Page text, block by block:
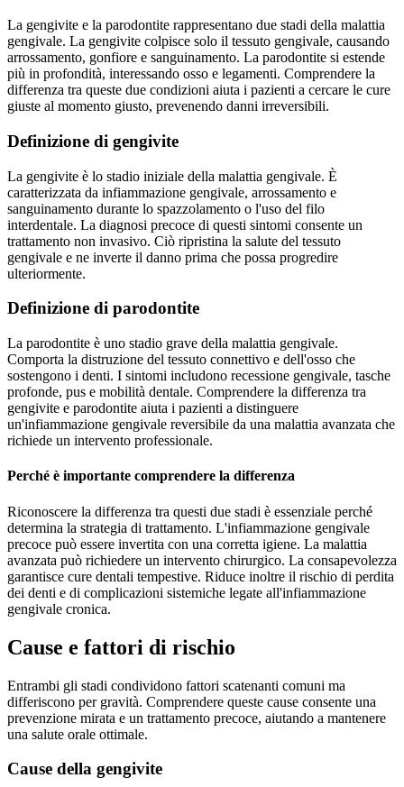
La gengivite e la parodontite rappresentano due stadi della malattia
gengivale. La gengivite colpisce solo il tessuto gengivale, causando
arrossamento, gonfiore e sanguinamento. La parodontite si estende
più in profondità, interessando osso e legamenti. Comprendere la
differenza tra queste due condizioni aiuta i pazienti a cercare le cure
giuste al momento giusto, prevenendo danni irreversibili.
Definizione di gengivite
La gengivite è lo stadio iniziale della malattia gengivale. È
caratterizzata da infiammazione gengivale, arrossamento e
sanguinamento durante lo spazzolamento o l'uso del filo
interdentale. La diagnosi precoce di questi sintomi consente un
trattamento non invasivo. Ciò ripristina la salute del tessuto
gengivale e ne inverte il danno prima che possa progredire
ulteriormente.
Definizione di parodontite
La parodontite è uno stadio grave della malattia gengivale.
Comporta la distruzione del tessuto connettivo e dell'osso che
sostengono i denti. I sintomi includono recessione gengivale, tasche
profonde, pus e mobilità dentale. Comprendere la differenza tra
gengivite e parodontite aiuta i pazienti a distinguere
un'infiammazione gengivale reversibile da una malattia avanzata che
richiede un intervento professionale.
Perché è importante comprendere la differenza
Riconoscere la differenza tra questi due stadi è essenziale perché
determina la strategia di trattamento. L'infiammazione gengivale
precoce può essere invertita con una corretta igiene. La malattia
avanzata può richiedere un intervento chirurgico. La consapevolezza
garantisce cure dentali tempestive. Riduce inoltre il rischio di perdita
dei denti e di complicazioni sistemiche legate all'infiammazione
gengivale cronica.
Cause e fattori di rischio
Entrambi gli stadi condividono fattori scatenanti comuni ma
differiscono per gravità. Comprendere queste cause consente una
prevenzione mirata e un trattamento precoce, aiutando a mantenere
una salute orale ottimale.
Cause della gengivite